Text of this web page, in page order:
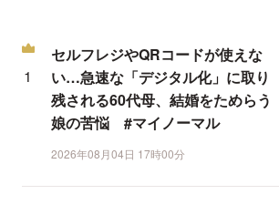
セルフレジやQRコードが使えな
い…急速な「デジタル化」に取り
残される60代母、結婚をためらう
娘の苦悩 #マイノーマル
2026年08月04日 17時00分